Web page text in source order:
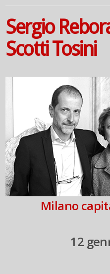
Sergio
Scotti Tosini
Milano
12